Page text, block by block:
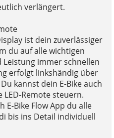
verlängert.
ist dein zuverlässiger
du auf alle wichtigen
Leistung immer schnellen
erfolgt linkshändig über
kannst dein E-Bike auch
Remote steuern.
E-Bike Flow App du alle
bis ins Detail individuell